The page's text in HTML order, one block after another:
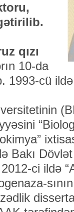
qızı
10-da
1993-cü
Bakı
ci ildə